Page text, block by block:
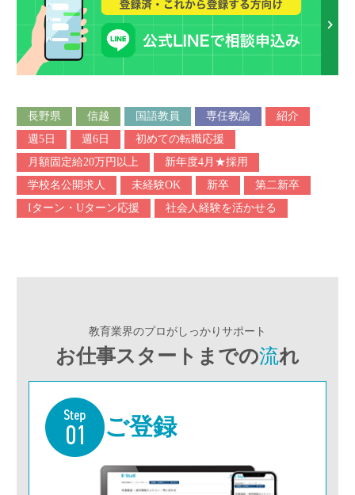
長野県 信越 国語教員 専任教諭
紹介
週5日
週6日
初めての転職応援
月額固定給20万円以上
新年度4月★採用
学校名公開求人
未経験OK 新卒
第二新卒
Iターン・Uターン応援
社会人経験を活かせる
教育業界のプロがしっかりサポート
お仕事スタートまでの流れ
ご登録